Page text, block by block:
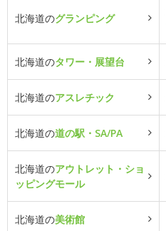
北海道のグランピング
北海道のタワー・展望台
北海道のアスレチック
北海道の道の駅・SA/PA
北海道のアウトレット・ショ
ッピングモール
北海道の美術館